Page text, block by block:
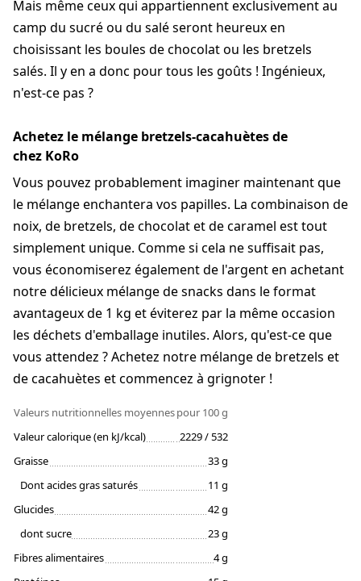
Mais même ceux qui appartiennent exclusivement au
camp du sucré ou du salé seront heureux en
choisissant les boules de chocolat ou les bretzels
salés. Il y en a donc pour tous les goûts ! Ingénieux,
n'est-ce pas ?
Achetez le mélange bretzels-cacahuètes de
chez KoRo
Vous pouvez probablement imaginer maintenant que
le mélange enchantera vos papilles. La combinaison de
noix, de bretzels, de chocolat et de caramel est tout
simplement unique. Comme si cela ne suffisait pas,
vous économiserez également de l'argent en achetant
notre délicieux mélange de snacks dans le format
avantageux de 1 kg et éviterez par la même occasion
les déchets d'emballage inutiles. Alors, qu'est-ce que
vous attendez ? Achetez notre mélange de bretzels et
de cacahuètes et commencez à grignoter !
Valeurs nutritionnelles moyennespour 100 g
Valeur calorique (en kJ/kcal)
2229 / 532
Graisse
33 g
Dont acides gras saturés
11 g
Glucides
42 g
dont sucre
23 g
Fibres alimentaires
4 g